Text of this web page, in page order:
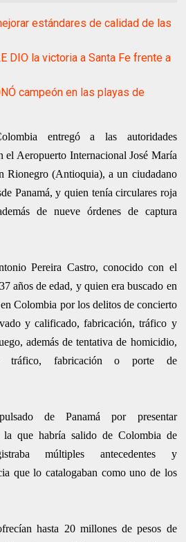
estándares de calidad de las
DIO la victoria a Santa Fe frente a
campeón en las playas de
entregó a las autoridades
el Aeropuerto Internacional José María
Rionegro (Antioquia), a un ciudadano
Panamá, y quien tenía circulares roja
de nueve órdenes de captura
Pereira Castro, conocido con el
años de edad, y quien era buscado en
Colombia por los delitos de concierto
y calificado, fabricación, tráfico y
además de tentativa de homicidio,
tráfico, fabricación o porte de
de Panamá por presentar
la que habría salido de Colombia de
múltiples antecedentes y
que lo catalogaban como uno de los
hasta 20 millones de pesos de